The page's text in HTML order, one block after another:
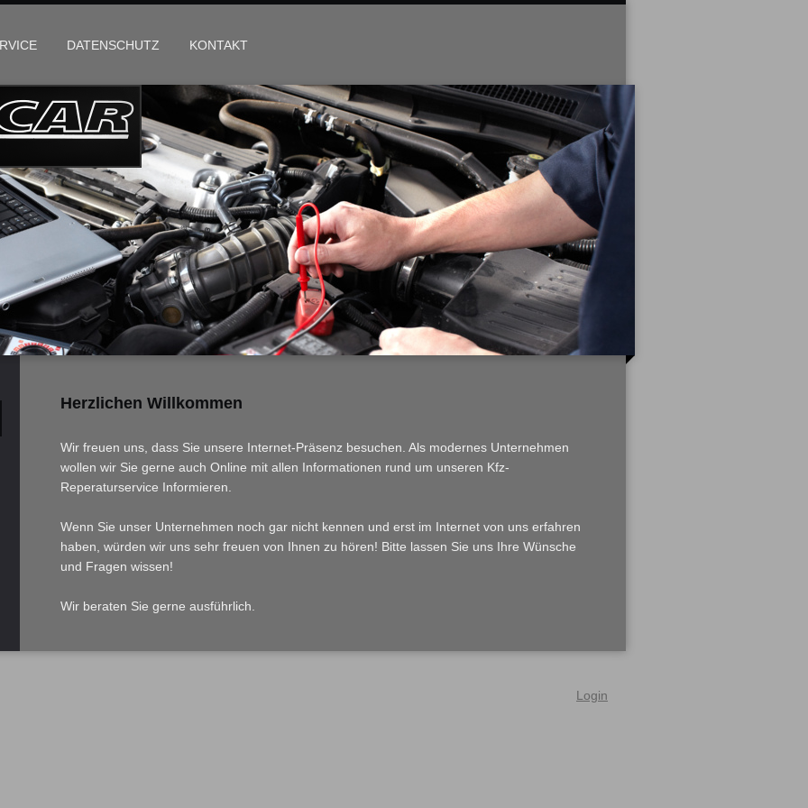
DATENSCHUTZ KONTAKT
Herzlichen Willkommen
Wir freuen uns, dass Sie unsere Internet-Präsenz besuchen. Als modernes Unternehmen
wollen wir Sie gerne auch Online mit allen Informationen rund um unseren Kfz-
Reperaturservice Informieren.
Wenn Sie unser Unternehmen noch gar nicht kennen und erst im Internet von uns erfahren
haben, würden wir uns sehr freuen von Ihnen zu hören! Bitte lassen Sie uns Ihre Wünsche
und Fragen wissen!
Wir beraten Sie gerne ausführlich.
Login